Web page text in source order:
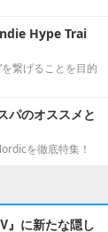
Hype Trai
繋げることを目的
パのオススメと
を徹底特集！
に新たな隠し